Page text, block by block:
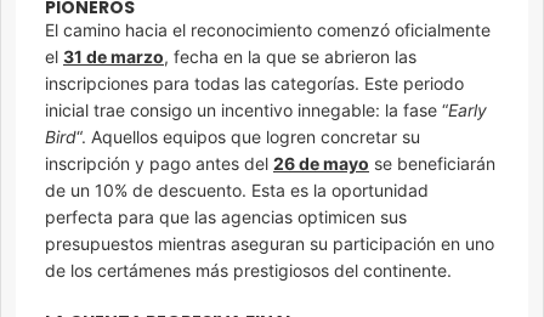
PIONEROS
El camino hacia el reconocimiento comenzó oficialmente
el 31 de marzo, fecha en la que se abrieron las
inscripciones para todas las categorías. Este periodo
inicial trae consigo un incentivo innegable: la fase “Early
Bird“. Aquellos equipos que logren concretar su
inscripción y pago antes del 26 de mayo se beneficiarán
de un 10% de descuento. Esta es la oportunidad
perfecta para que las agencias optimicen sus
presupuestos mientras aseguran su participación en uno
de los certámenes más prestigiosos del continente.